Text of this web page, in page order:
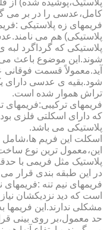
پلاستیک،پوشیده شده) از
کامل،عدسی را در بر می
فریمهای زه پلاستیکی
پلاستیکی) هم می
پلاستیکی که گرداگرد لبه
شوند.این موضوع باعث
آید.معمولاً قسمت
شود.بقیه ی عدسی دارای
تراش هموار شده است.
فریمهای ترکیبی:فریمهای
که دارای اسکلتی فلزی
پلاستیکی می باشد.
اسکلت این فریم
این،معمول ترین نوع
پلاستیک مثل فریمی با
در این طبقه بندی قرار می
فریمهای نیم تنه
است که دید نزدیکشان
مشکلی ندارند.این فریمها
حد معمول،بر روی بینی